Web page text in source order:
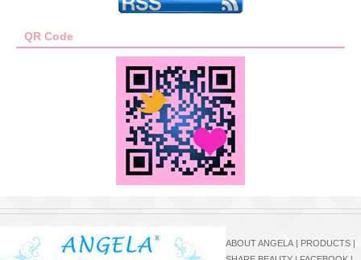
QR Code
ABOUT ANGELA | PRODUCTS |